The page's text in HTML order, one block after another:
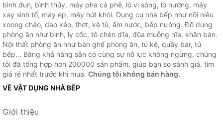
bình đun, bình thủy, máy pha cà phê, lò vi sóng, lò nướng, máy
xay sinh tố, máy ép, máy hút khói. Dụng cụ nhà bếp như nồi niêu
xoong chảo, dao kéo, thớt, kệ tủ, ấm nước, bếp nướng. Đồ dùng
phòng ăn như bình, ly cốc, tô chén dĩa, đũa muỗng nĩa, khăn bàn.
Nội thất phòng ăn như bàn ghế phòng ăn, tủ kệ, quầy bar, tủ
bếp... Bằng khả năng sẵn có cùng sự nỗ lực không ngừng, chúng
tôi đã tổng hợp hơn 200000 sản phẩm, giúp bạn so sánh giá, tìm
giá rẻ nhất trước khi mua. Chúng tôi không bán hàng.
VỀ VẬT DỤNG NHÀ BẾP
Giới thiệu